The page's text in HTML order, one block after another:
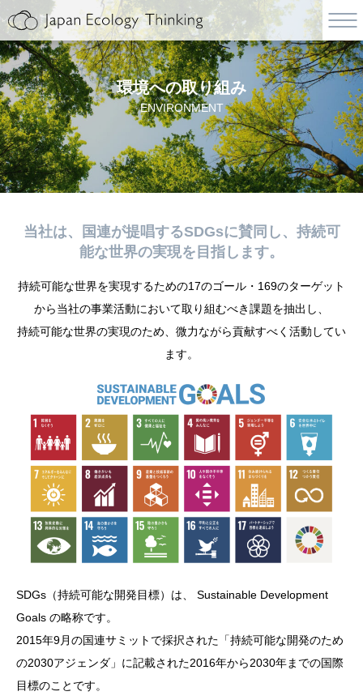
環境への取り組み
ENVIRONMENT
当社は、国連が提唱するSDGsに賛同し、持続可
能な世界の実現を目指します。
持続可能な世界を実現するための17のゴール・169のターゲット
から当社の事業活動において取り組むべき課題を抽出し、
持続可能な世界の実現のため、微力ながら貢献すべく活動してい
ます。
SDGs（持続可能な開発目標）は、 Sustainable Development
Goals の略称です。
2015年9月の国連サミットで採択された「持続可能な開発のため
の2030アジェンダ」に記載された2016年から2030年までの国際
目標のことです。